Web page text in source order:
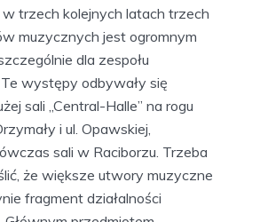
trzech kolejnych latach trzech
muzycznych jest ogromnym
dla zespołu
występy odbywały się
sali „Central-Halle” na rogu
i ul. Opawskiej,
sali w Raciborzu. Trzeba
że większe utwory muzyczne
fragment działalności